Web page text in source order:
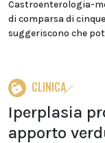
Castroenterologia-
di comparsa di
suggeriscono che
CLINICA
Iperplasia
apporto